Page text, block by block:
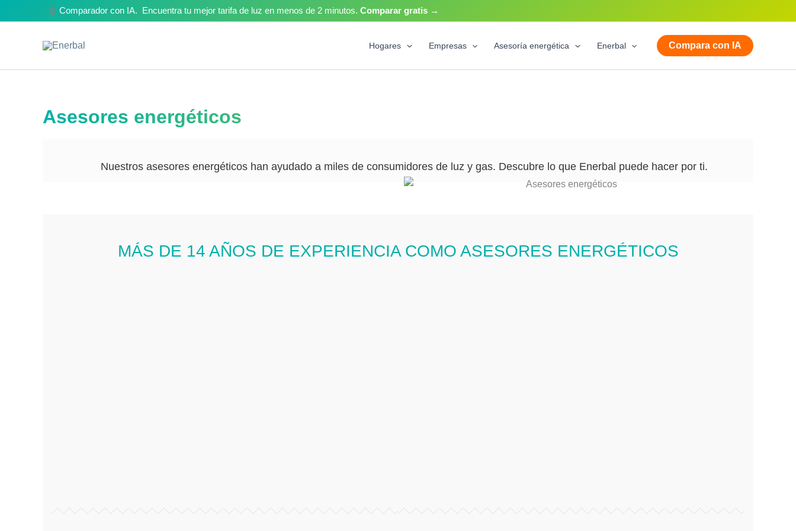
al
🤖 Comparador con IA. Encuentra tu mejor tarifa de luz en menos de 2 minutos. Comparar gratis →
Hogares Empresas Asesoría energética Enerbal Compara con IA
Asesores energéticos
Nuestros asesores energéticos han ayudado a miles de consumidores de luz y gas. Descubre lo que Enerbal puede hacer por ti.
MÁS DE 14 AÑOS DE EXPERIENCIA COMO ASESORES ENERGÉTICOS